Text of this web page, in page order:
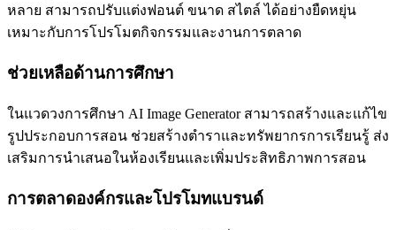
หลาย สามารถปรับแต่งฟอนต์ ขนาด สไตล์ ได้อย่างยืดหยุ่น
เหมาะกับการโปรโมตกิจกรรมและงานการตลาด
ช่วยเหลือด้านการศึกษา
ในแวดวงการศึกษา AI Image Generator สามารถสร้างและแก้ไข
รูปประกอบการสอน ช่วยสร้างตำราและทรัพยากรการเรียนรู้ ส่ง
เสริมการนำเสนอในห้องเรียนและเพิ่มประสิทธิภาพการสอน
การตลาดองค์กรและโปรโมทแบรนด์